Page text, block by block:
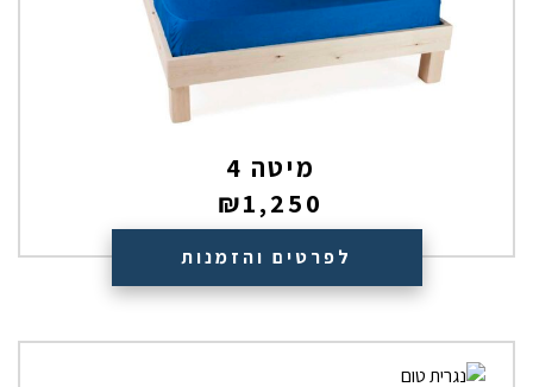
מיטה 4
₪1,250
לפרטים והזמנות